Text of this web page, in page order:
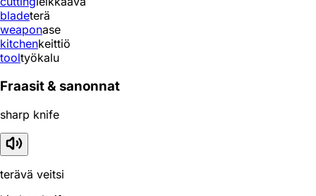
bladeterä
weaponase
kitchenkeittiö
tooltyökalu
Fraasit & sanonnat
sharp knife
terävä veitsi